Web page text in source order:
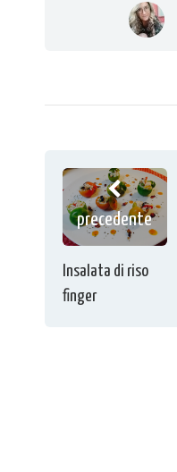
precedente
Insalata di riso
finger